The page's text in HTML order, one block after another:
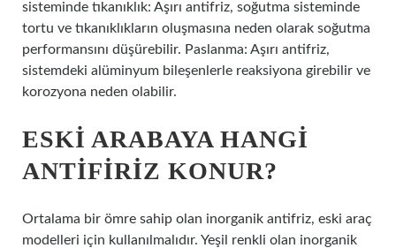
sisteminde tıkanıklık: Aşırı antifriz, soğutma sisteminde
tortu ve tıkanıklıkların oluşmasına neden olarak soğutma
performansını düşürebilir. Paslanma: Aşırı antifriz,
sistemdeki alüminyum bileşenlerle reaksiyona girebilir ve
korozyona neden olabilir.
ESKI ARABAYA HANGI
ANTIFIRIZ KONUR?
Ortalama bir ömre sahip olan inorganik antifriz, eski araç
modelleri için kullanılmalıdır. Yeşil renkli olan inorganik